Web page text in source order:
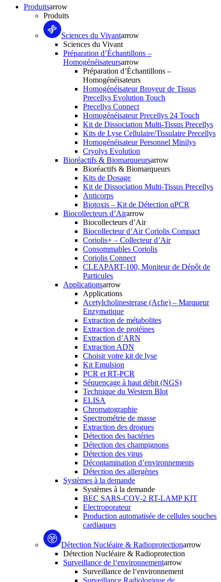
Produitsarrow
Produits
Sciences du Vivantarrow
Sciences du Vivant
Préparation d’Échantillons –
Homogénéisateursarrow
Préparation d’Échantillons –
Homogénéisateurs
Homogénéisateur Broyeur de Tissus
Precellys Evolution Touch
Precellys Connect
Homogénéisateur Precellys 24 Touch
Kit de Dissociation Multi-Tissus Precellys
Kits de Lyse Cellulaire/Tissulaire Precellys
Homogénéisateur Personnel Minilys
Cryolys Evolution
Bioréactifs & Biomarqueursarrow
Bioréactifs & Biomarqueurs
Kits de Dosage
Kit de Dissociation Multi-Tissus Precellys
Anticorps
Biotoxis – Kit de Détection qPCR
Biocollecteurs d’Airarrow
Biocollecteurs d’Air
Biocollecteur d’Air Coriolis Compact
Coriolis+ – Collecteur d’Air
Consommables Coriolis
Coriolis Connect
CLEAPART-100, Moniteur de Dépôt de
Particules
Applicationsarrow
Applications
Acetylcholinesterase (Ache) – Marqueur
Enzymatique
Extraction de métabolites
Extraction de protéines
Extraction d’ARN
Extraction ADN
Choisir votre kit de lyse
Kit Emulsion
PCR et RT-PCR
Séquençage à haut débit (NGS)
Technique du Western Blot
ELISA
Chromatographie
Spectrométrie de masse
Extraction des drogues
Détection des bactéries
Détection des champignons
Détection des virus
Décontamination d’environnements
Détection des allergènes
Systèmes à la demande
Systèmes à la demande
BEC SARS-COV-2 RT-LAMP KIT
Electroporateur
Production automatisée de cellules souches
cardiaques
Détection Nucléaire & Radioprotectionarrow
Détection Nucléaire & Radioprotection
Surveillance de l‘environnementarrow
Surveillance de l‘environnement
Surveillance Radiologique de